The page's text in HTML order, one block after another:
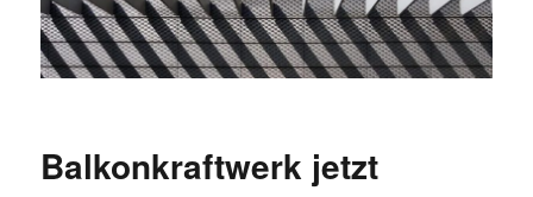
Balkonkraftwerk jetzt